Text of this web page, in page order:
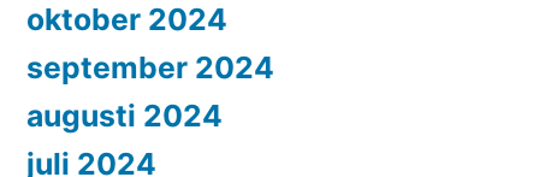
oktober 2024
september 2024
augusti 2024
juli 2024